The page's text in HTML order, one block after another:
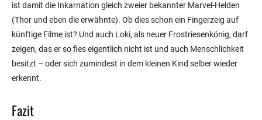
ist damit die Inkarnation gleich zweier bekannter Marvel-Helden
(Thor und eben die erwähnte). Ob dies schon ein Fingerzeig auf
künftige Filme ist? Und auch Loki, als neuer Frostriesenkönig, darf
zeigen, das er so fies eigentlich nicht ist und auch Menschlichkeit
besitzt – oder sich zumindest in dem kleinen Kind selber wieder
erkennt.
Fazit